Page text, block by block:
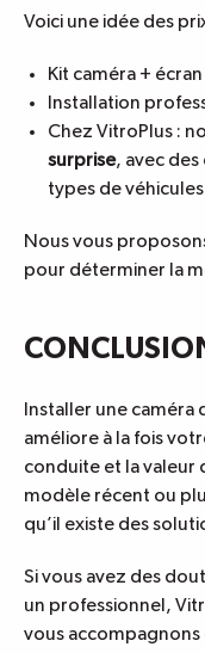
Voici une idée des
Kit caméra + écran
Installation
Chez VitroPlus :
surprise, avec
types de
Nous vous
pour déterminer la
Installer une caméra
améliore à la fois
conduite et la valeur
modèle récent ou
qu’il existe des
Si vous avez des
un professionnel,
vous accompagnons